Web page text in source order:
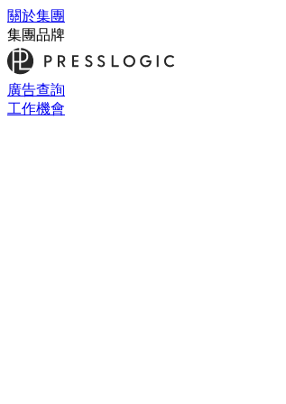
關於集團
集團品牌
廣告查詢
工作機會